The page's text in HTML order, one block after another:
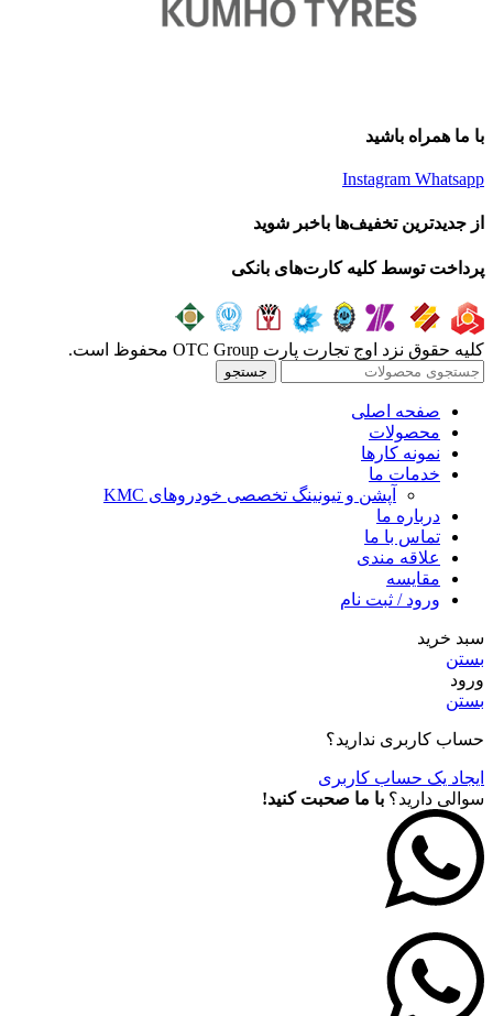
با ما همراه باشید
Instagram Whatsapp
از جدیدترین تخفیف‌ها باخبر شوید
پرداخت توسط کلیه کارت‌های بانکی
کلیه حقوق نزد اوج تجارت پارت OTC Group محفوظ است.
جستجو
صفحه اصلی
محصولات
نمونه کارها
خدمات ما
آپشن و تیونینگ تخصصی خودروهای KMC
درباره ما
تماس با ما
علاقه مندی
مقايسه
ورود / ثبت نام
سبد خرید
بستن
ورود
بستن
حساب کاربری ندارید؟
ایجاد یک حساب کاربری
سوالی دارید؟ با ما صحبت کنید!